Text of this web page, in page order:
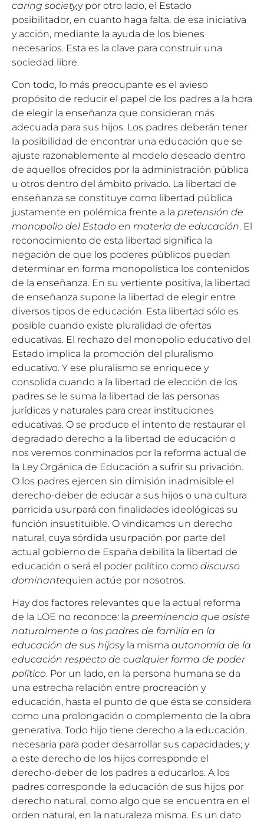
caring society,y por otro lado, el Estado
posibilitador, en cuanto haga falta, de esa iniciativa
y acción, mediante la ayuda de los bienes
necesarios. Esta es la clave para construir una
sociedad libre.
Con todo, lo más preocupante es el avieso
propósito de reducir el papel de los padres a la hora
de elegir la enseñanza que consideran más
adecuada para sus hijos. Los padres deberán tener
la posibilidad de encontrar una educación que se
ajuste razonablemente al modelo deseado dentro
de aquellos ofrecidos por la administración pública
u otros dentro del ámbito privado. La libertad de
enseñanza se constituye como libertad pública
justamente en polémica frente a la pretensión de
monopolio del Estado en materia de educación. El
reconocimiento de esta libertad significa la
negación de que los poderes públicos puedan
determinar en forma monopolística los contenidos
de la enseñanza. En su vertiente positiva, la libertad
de enseñanza supone la libertad de elegir entre
diversos tipos de educación. Esta libertad sólo es
posible cuando existe pluralidad de ofertas
educativas. El rechazo del monopolio educativo del
Estado implica la promoción del pluralismo
educativo. Y ese pluralismo se enriquece y
consolida cuando a la libertad de elección de los
padres se le suma la libertad de las personas
jurídicas y naturales para crear instituciones
educativas. O se produce el intento de restaurar el
degradado derecho a la libertad de educación o
nos veremos conminados por la reforma actual de
la Ley Orgánica de Educación a sufrir su privación.
O los padres ejercen sin dimisión inadmisible el
derecho-deber de educar a sus hijos o una cultura
parricida usurpará con finalidades ideológicas su
función insustituible. O vindicamos un derecho
natural, cuya sórdida usurpación por parte del
actual gobierno de España debilita la libertad de
educación o será el poder político como discurso
dominantequien actúe por nosotros.
Hay dos factores relevantes que la actual reforma
de la LOE no reconoce: la preeminencia que asiste
naturalmente a los padres de familia en la
educación de sus hijosy la misma autonomía de la
educación respecto de cualquier forma de poder
político. Por un lado, en la persona humana se da
una estrecha relación entre procreación y
educación, hasta el punto de que ésta se considera
como una prolongación o complemento de la obra
generativa. Todo hijo tiene derecho a la educación,
necesaria para poder desarrollar sus capacidades; y
a este derecho de los hijos corresponde el
derecho-deber de los padres a educarlos. A los
padres corresponde la educación de sus hijos por
derecho natural, como algo que se encuentra en el
orden natural, en la naturaleza misma. Es un dato